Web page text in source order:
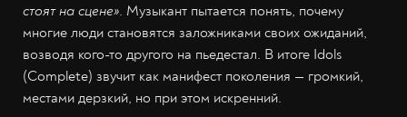
стоят на сцене». Музыкант пытается понять, почему
многие люди становятся заложниками своих ожиданий,
возводя кого-то другого на пьедестал. В итоге Idols
(Complete) звучит как манифест поколения — громкий,
местами дерзкий, но при этом искренний.